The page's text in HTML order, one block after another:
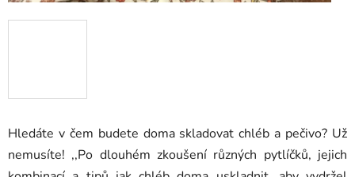
Hledáte v čem budete doma skladovat chléb a pečivo? Už
nemusíte! ,,Po dlouhém zkoušení různých pytlíčků, jejich